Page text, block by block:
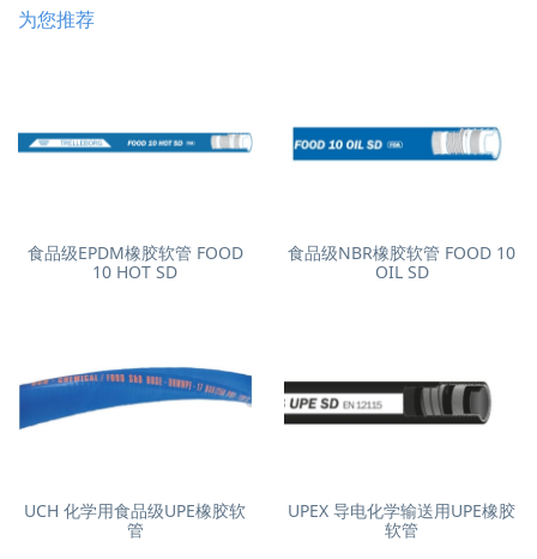
为您推荐
食品级EPDM橡胶软管 FOOD
10 HOT SD
食品级NBR橡胶软管 FOOD 10
OIL SD
UCH 化学用食品级UPE橡胶软
管
UPEX 导电化学输送用UPE橡胶
软管